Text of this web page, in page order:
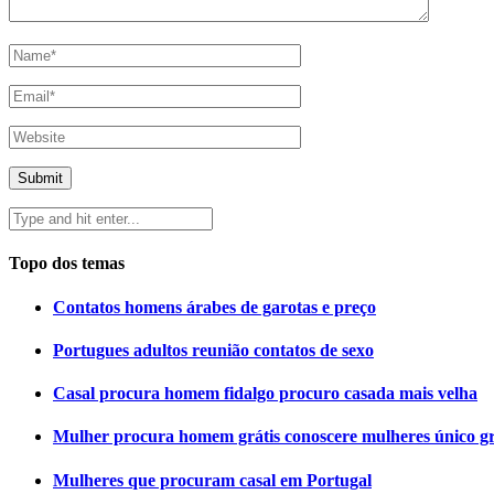
Topo dos temas
Contatos homens árabes de garotas e preço
Portugues adultos reunião contatos de sexo
Casal procura homem fidalgo procuro casada mais velha
Mulher procura homem grátis conoscere mulheres único
Mulheres que procuram casal em Portugal